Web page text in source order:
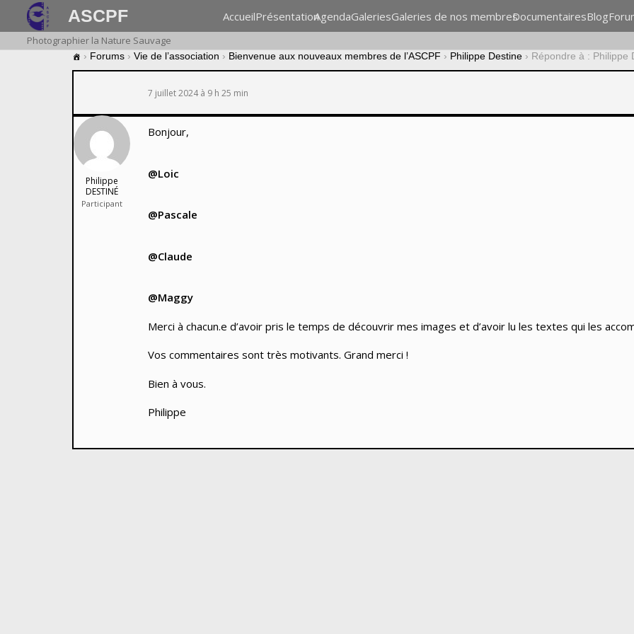
ASCPF AccueilPrésentationAgendaGaleriesGaleries de nos membresDocumentairesBlog
Photographier la Nature Sauvage
› Forums › Vie de l’association › Bienvenue aux nouveaux membres de l’ASCPF › Philippe Destine › Répondre à : Philippe
7 juillet 2024 à 9 h 25 min
Philippe
DESTINÉ
Participant
Bonjour,
@Loic
@Pascale
@Claude
@Maggy
Merci à chacun.e d’avoir pris le temps de découvrir mes images et d’avoir lu les textes qui les
Vos commentaires sont très motivants. Grand merci !
Bien à vous.
Philippe